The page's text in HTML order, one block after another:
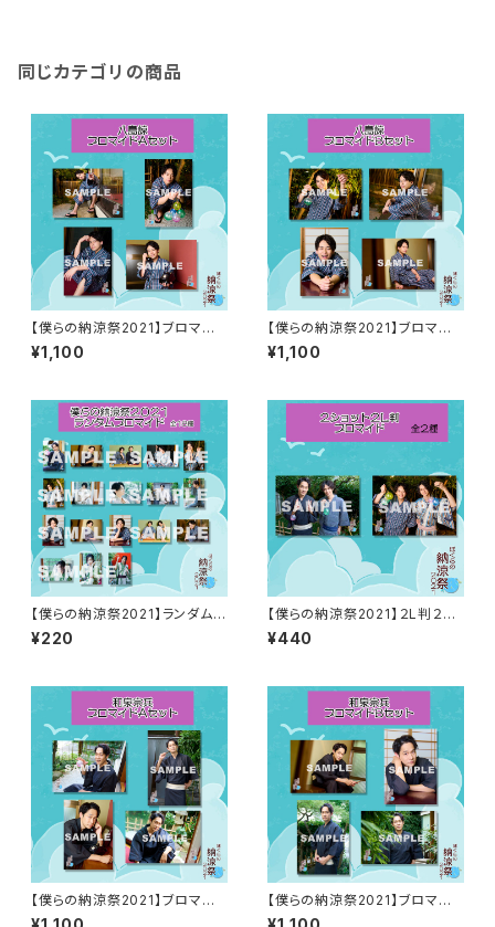
同じカテゴリの商品
【僕らの納涼祭2021】ブロマイド
A（八島諒）
¥1,100
【僕らの納涼祭2021】ブロマイド
B（八島諒）
¥1,100
【僕らの納涼祭2021】ランダムブ
ロマイド（全１８種類）
¥220
【僕らの納涼祭2021】２L判２シ
ョットブロマイド
¥440
【僕らの納涼祭2021】ブロマイド
A（和泉宗兵）
【僕らの納涼祭2021】ブロマイド
B（和泉宗兵）